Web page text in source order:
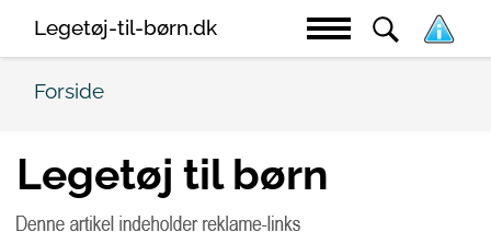
Legetøj-til-børn.dk
Forside
Legetøj til børn